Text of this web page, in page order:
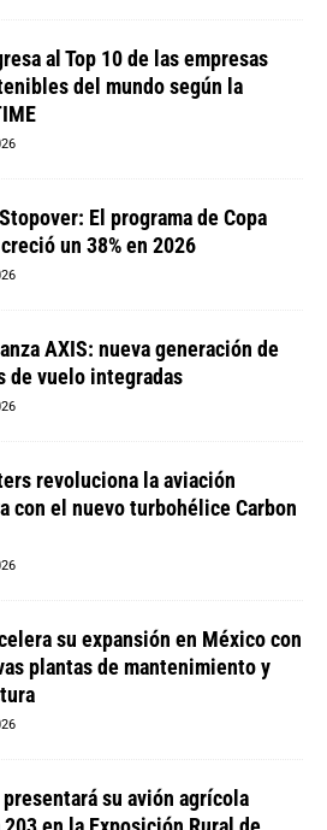
al Top 10 de las empresas
del mundo según la
El programa de Copa
un 38% en 2026
AXIS: nueva generación de
de vuelo integradas
revoluciona la aviación
con el nuevo turbohélice Carbon
su expansión en México con
plantas de mantenimiento y
presentará su avión agrícola